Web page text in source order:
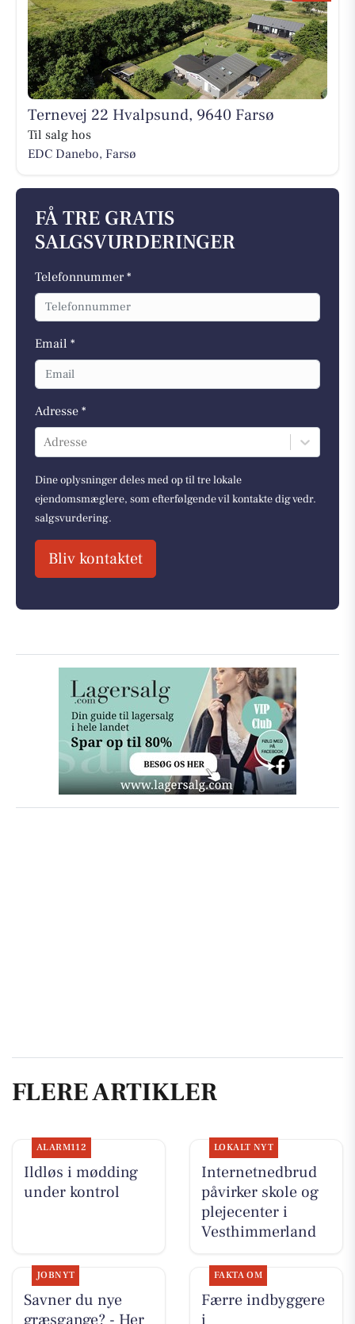
Ternevej 22 Hvalpsund, 9640 Farsø
Til salg hos
EDC Danebo, Farsø
FÅ TRE GRATIS
SALGSVURDERINGER
Telefonnummer *
Email *
Adresse *
Adresse
Dine oplysninger deles med op til tre lokale
ejendomsmæglere, som efterfølgende vil kontakte dig vedr.
salgsvurdering.
Bliv kontaktet
FLERE ARTIKLER
ALARM112
Ildløs i mødding
under kontrol
LOKALT NYT
Internetnedbrud
påvirker skole og
plejecenter i
Vesthimmerland
JOBNYT
Savner du nye
FAKTA OM
Færre indbyggere